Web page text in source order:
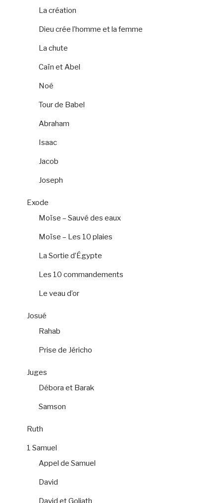
La création
Dieu crée l’homme et la femme
La chute
Caïn et Abel
Noé
Tour de Babel
Abraham
Isaac
Jacob
Joseph
Exode
Moïse – Sauvé des eaux
Moïse – Les 10 plaies
La Sortie d’Égypte
Les 10 commandements
Le veau d’or
Josué
Rahab
Prise de Jéricho
Juges
Débora et Barak
Samson
Ruth
1 Samuel
Appel de Samuel
David
David et Goliath